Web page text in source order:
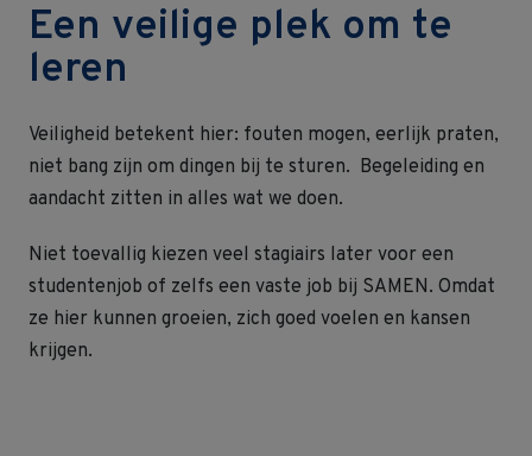
Een veilige plek om te
leren
Veiligheid betekent hier: fouten mogen, eerlijk praten,
niet bang zijn om dingen bij te sturen. Begeleiding en
aandacht zitten in alles wat we doen.
Niet toevallig kiezen veel stagiairs later voor een
studentenjob of zelfs een vaste job bij SAMEN. Omdat
ze hier kunnen groeien, zich goed voelen en kansen
krijgen.